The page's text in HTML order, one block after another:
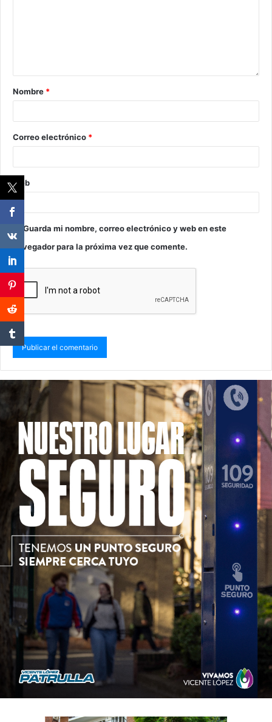
Nombre *
Correo electrónico *
Web
Guarda mi nombre, correo electrónico y web en este
navegador para la próxima vez que comente.